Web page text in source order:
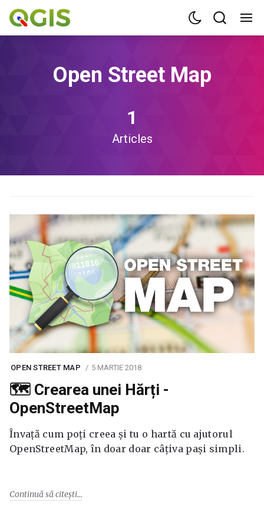
Open Street Map
1
Articles
OPEN STREET MAP 5 MARTIE 2018
🗺️ Crearea unei Hărți -
OpenStreetMap
Învață cum poți creea și tu o hartă cu ajutorul
OpenStreetMap, în doar doar câțiva pași simpli.
Continuă să citești